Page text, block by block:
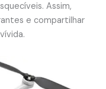
Assim,
e compartilhar